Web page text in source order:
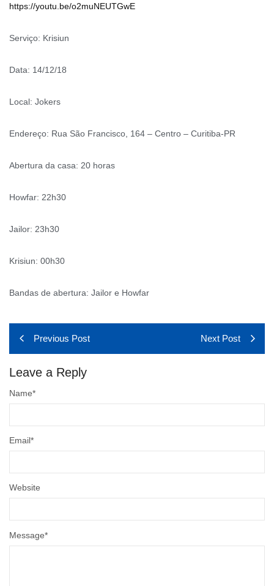
https://youtu.be/o2muNEUTGwE
Serviço: Krisiun
Data: 14/12/18
Local: Jokers
Endereço: Rua São Francisco, 164 – Centro – Curitiba-PR
Abertura da casa: 20 horas
Howfar: 22h30
Jailor: 23h30
Krisiun: 00h30
Bandas de abertura: Jailor e Howfar
Previous Post Next Post
Leave a Reply
Message*
Name*
Email*
Website